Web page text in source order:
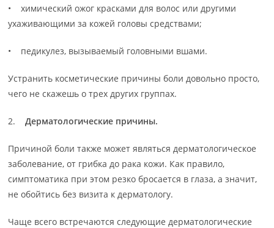
• химический ожог красками для волос или другими
ухаживающими за кожей головы средствами;
• педикулез, вызываемый головными вшами.
Устранить косметические причины боли довольно просто,
чего не скажешь о трех других группах.
2. Дерматологические причины.
Причиной боли также может являться дерматологическое
заболевание, от грибка до рака кожи. Как правило,
симптоматика при этом резко бросается в глаза, а значит,
не обойтись без визита к дерматологу.
Чаще всего встречаются следующие дерматологические